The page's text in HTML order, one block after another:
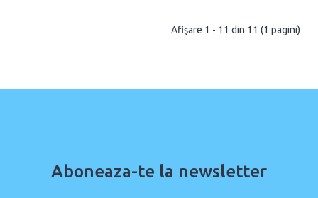
Afişare 1 - 11 din 11 (1 pagini)
Aboneaza-te la newsletter